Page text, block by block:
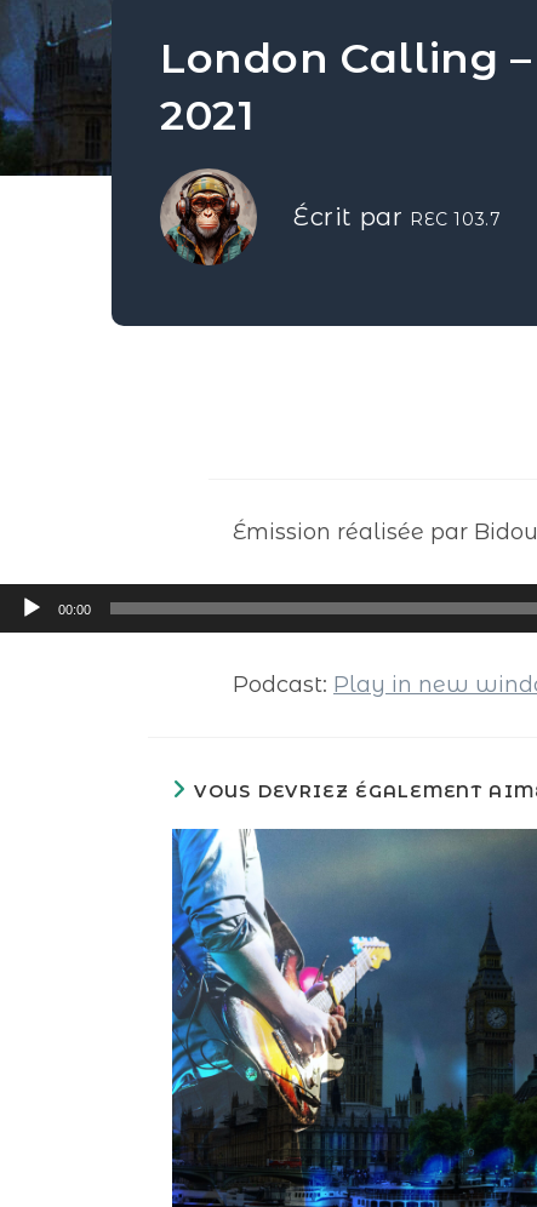
London Calling
2021
Écrit par REC 103.7
Émission réalisée par
Lecteur
audio
00:00
Podcast: Play in new
VOUS DEVRIEZ ÉGALEMENT